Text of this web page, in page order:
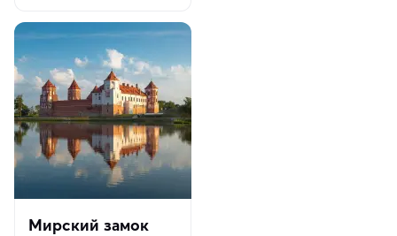
Мирский замок